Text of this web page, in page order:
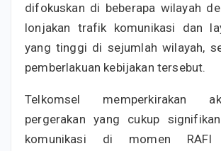
difokuskan di beberapa wilayah
lonjakan trafik komunikasi dan
yang tinggi di sejumlah wilayah,
pemberlakuan kebijakan tersebut.
Telkomsel memperkirakan
pergerakan yang cukup
komunikasi di momen